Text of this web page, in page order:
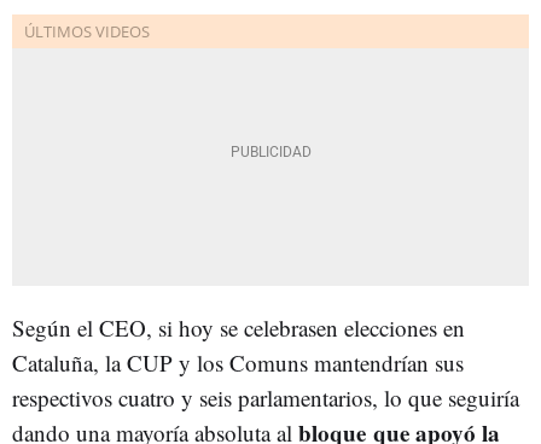
Según el CEO, si hoy se celebrasen elecciones en
Cataluña, la CUP y los Comuns mantendrían sus
respectivos cuatro y seis parlamentarios, lo que seguiría
dando una mayoría absoluta al bloque que apoyó la